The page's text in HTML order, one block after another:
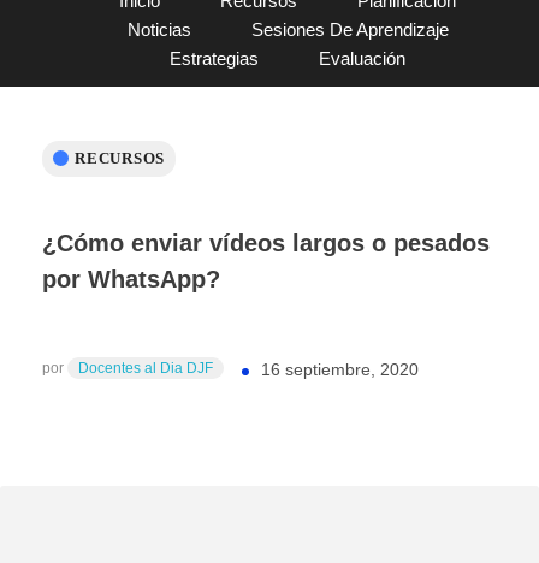
Noticias
Sesiones De Aprendizaje
Estrategias
Evaluación
¿Cómo enviar vídeos largos o pesados
por WhatsApp?
16 septiembre, 2020
por Docentes al Dia DJF
RECURSOS